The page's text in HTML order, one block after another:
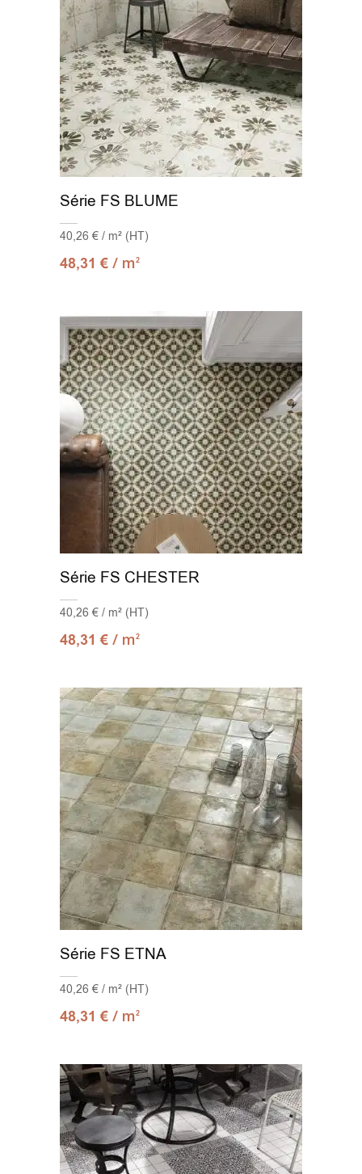
Série FS BLUME
40,26 € / m² (HT)
48,31€ / m2
Série FS CHESTER
40,26 € / m² (HT)
48,31€ / m2
Série FS ETNA
40,26 € / m² (HT)
48,31€ / m2